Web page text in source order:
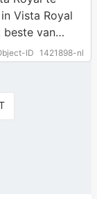
ID 1421898-nl
Vista Royal
beste van